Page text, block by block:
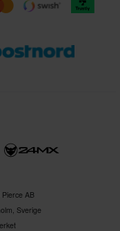
AB
Sverige